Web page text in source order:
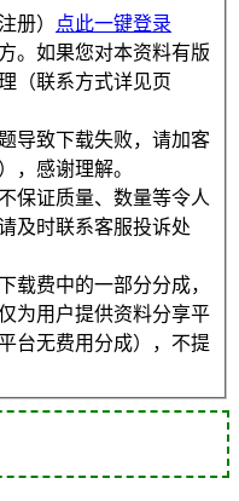
册）
点此一键登录
。如果您对本资料有版
（联系方式详见页
导致下载失败，请加客
，感谢理解。
保证质量、数量等令人
及时联系客服投诉处
费中的一部分分成，
为用户提供资料分享平
台无费用分成），不提